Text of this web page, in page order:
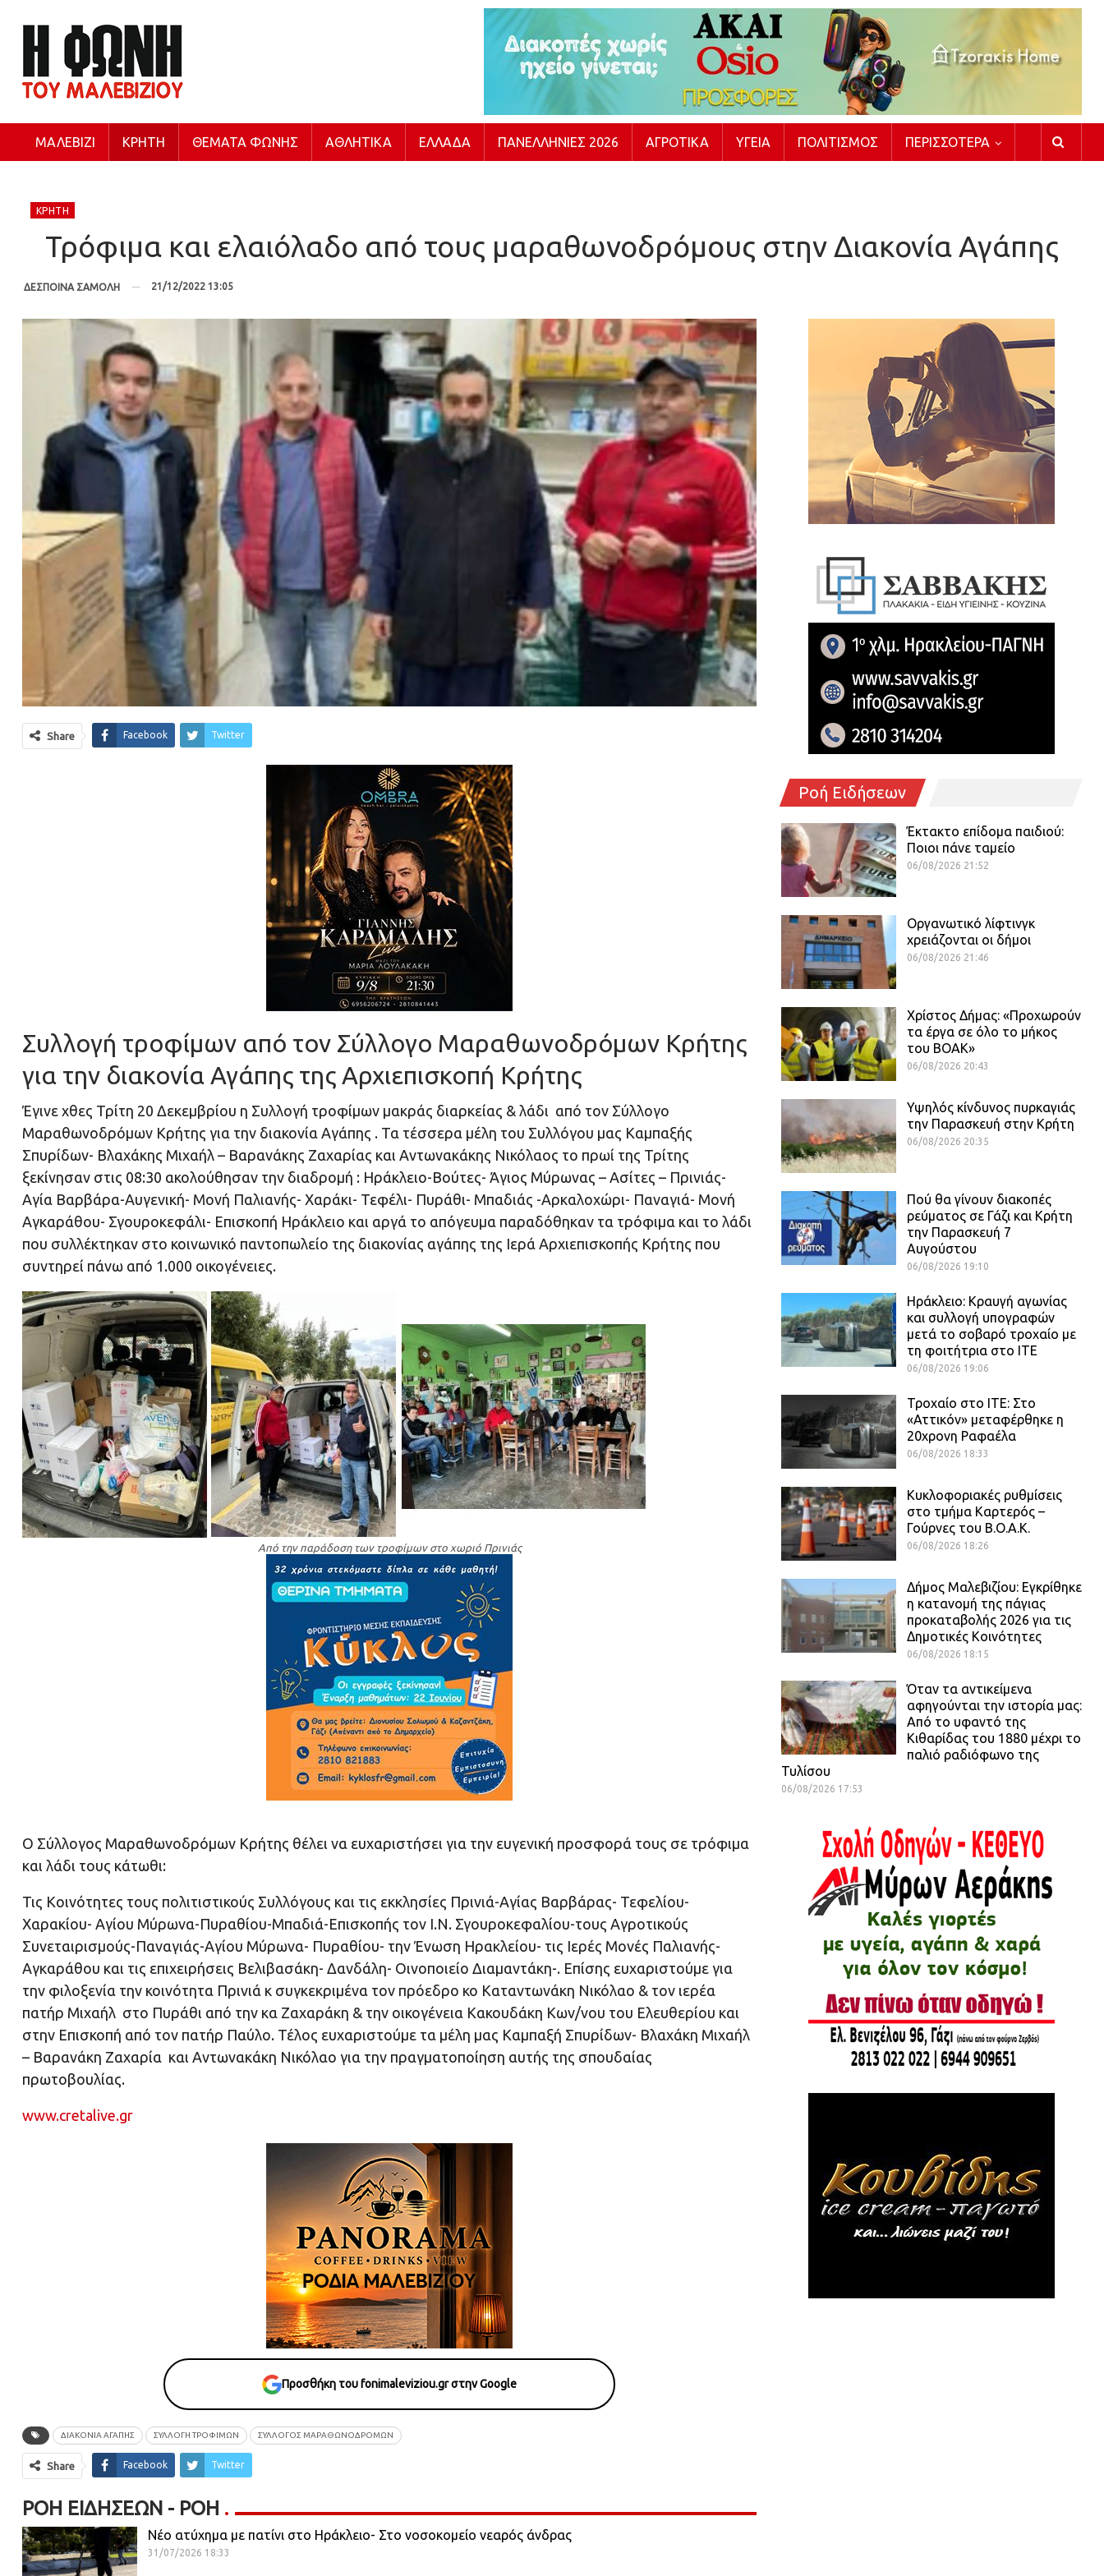
ΜΑΛΕΒΊΖΙ ΚΡΉΤΗ ΘΈΜΑΤΑ ΦΩΝΉΣ ΑΘΛΗΤΙΚΆ ΕΛΛΆΔΑ ΠΑΝΕΛΛΉΝΙΕΣ 2026 ΑΓΡΟΤΙΚΆ ΥΓΕΊΑ ΠΟΛΙΤΙΣΜΌΣ ΠΕΡΙΣΣΌΤΕΡΑ
ΚΡΉΤΗ
Τρόφιμα και ελαιόλαδο από τους μαραθωνοδρόμους στην Διακονία Αγάπης
ΔΕΣΠΟΙΝΑ ΣΑΜΟΛΗ 21/12/2022 13:05
Share Facebook Twitter
Συλλογή τροφίμων από τον Σύλλογο Μαραθωνοδρόμων Κρήτης
για την διακονία Αγάπης της Αρχιεπισκοπή Κρήτης
Έγινε χθες Τρίτη 20 Δεκεμβρίου η Συλλογή τροφίμων μακράς διαρκείας & λάδι από τον Σύλλογο
Μαραθωνοδρόμων Κρήτης για την διακονία Αγάπης . Τα τέσσερα μέλη του Συλλόγου μας Καμπαξής
Σπυρίδων- Βλαχάκης Μιχαήλ – Βαρανάκης Ζαχαρίας και Αντωνακάκης Νικόλαος το πρωί της Τρίτης
ξεκίνησαν στις 08:30 ακολούθησαν την διαδρομή : Ηράκλειο-Βούτες- Άγιος Μύρωνας – Ασίτες – Πρινιάς-
Αγία Βαρβάρα-Αυγενική- Μονή Παλιανής- Χαράκι- Τεφέλι- Πυράθι- Μπαδιάς -Αρκαλοχώρι- Παναγιά- Μονή
Αγκαράθου- Σγουροκεφάλι- Επισκοπή Ηράκλειο και αργά το απόγευμα παραδόθηκαν τα τρόφιμα και το λάδι
που συλλέκτηκαν στο κοινωνικό παντοπωλείο της διακονίας αγάπης της Ιερά Αρχιεπισκοπής Κρήτης που
συντηρεί πάνω από 1.000 οικογένειες.
Από την παράδοση των τροφίμων στο χωριό Πρινιάς
Ο Σύλλογος Μαραθωνοδρόμων Κρήτης θέλει να ευχαριστήσει για την ευγενική προσφορά τους σε τρόφιμα
και λάδι τους κάτωθι:
Τις Κοινότητες τους πολιτιστικούς Συλλόγους και τις εκκλησίες Πρινιά-Αγίας Βαρβάρας- Τεφελίου-
Χαρακίου- Αγίου Μύρωνα-Πυραθίου-Μπαδιά-Επισκοπής τον Ι.Ν. Σγουροκεφαλίου-τους Αγροτικούς
Συνεταιρισμούς-Παναγιάς-Αγίου Μύρωνα- Πυραθίου- την Ένωση Ηρακλείου- τις Ιερές Μονές Παλιανής-
Αγκαράθου και τις επιχειρήσεις Βελιβασάκη- Δανδάλη- Οινοποιείο Διαμαντάκη-. Επίσης ευχαριστούμε για
την φιλοξενία την κοινότητα Πρινιά κ συγκεκριμένα τον πρόεδρο κο Καταντωνάκη Νικόλαο & τον ιερέα
πατήρ Μιχαήλ στο Πυράθι από την κα Ζαχαράκη & την οικογένεια Κακουδάκη Κων/νου του Ελευθερίου και
στην Επισκοπή από τον πατήρ Παύλο. Τέλος ευχαριστούμε τα μέλη μας Καμπαξή Σπυρίδων- Βλαχάκη Μιχαήλ
– Βαρανάκη Ζαχαρία και Αντωνακάκη Νικόλαο για την πραγματοποίηση αυτής της σπουδαίας
πρωτοβουλίας.
www.cretalive.gr
Προσθήκη του fonimaleviziou.gr στην Google
ΔΙΑΚΟΝΙΑ ΑΓΑΠΗΣ ΣΥΛΛΟΓΗ ΤΡΟΦΙΜΩΝ ΣΥΛΛΟΓΟΣ ΜΑΡΑΘΩΝΟΔΡΟΜΩΝ
Share Facebook Twitter
ΡΟΉ ΕΙΔΉΣΕΩΝ - ΡΟΗ
Νέο ατύχημα με πατίνι στο Ηράκλειο- Στο νοσοκομείο νεαρός άνδρας
31/07/2026 18:33
Ροή Ειδήσεων
Έκτακτο επίδομα παιδιού:
Ποιοι πάνε ταμείο
06/08/2026 21:52
Οργανωτικό λίφτινγκ
χρειάζονται οι δήμοι
06/08/2026 21:46
Χρίστος Δήμας: «Προχωρούν
τα έργα σε όλο το μήκος
του ΒΟΑΚ»
06/08/2026 20:43
Υψηλός κίνδυνος πυρκαγιάς
την Παρασκευή στην Κρήτη
06/08/2026 20:35
Πού θα γίνουν διακοπές
ρεύματος σε Γάζι και Κρήτη
την Παρασκευή 7
Αυγούστου
06/08/2026 19:10
Ηράκλειο: Κραυγή αγωνίας
και συλλογή υπογραφών
μετά το σοβαρό τροχαίο με
τη φοιτήτρια στο ΙΤΕ
06/08/2026 19:06
Τροχαίο στο ΙΤΕ: Στο
«Αττικόν» μεταφέρθηκε η
20χρονη Ραφαέλα
06/08/2026 18:33
Κυκλοφοριακές ρυθμίσεις
στο τμήμα Καρτερός –
Γούρνες του Β.Ο.Α.Κ.
06/08/2026 18:26
Δήμος Μαλεβιζίου: Εγκρίθηκε
η κατανομή της πάγιας
προκαταβολής 2026 για τις
Δημοτικές Κοινότητες
06/08/2026 18:15
Όταν τα αντικείμενα
αφηγούνται την ιστορία μας:
Από το υφαντό της
Κιθαρίδας του 1880 μέχρι το
παλιό ραδιόφωνο της
Τυλίσου
06/08/2026 17:53